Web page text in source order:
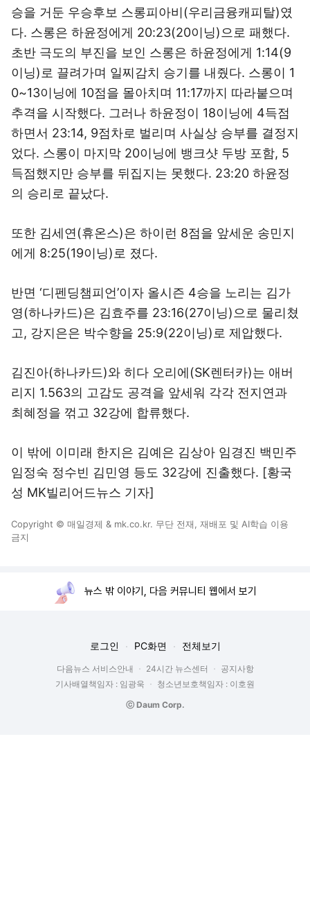
승을 거둔 우승후보 스롱피아비(우리금융캐피탈)였
다. 스롱은 하윤정에게 20:23(20이닝)으로 패했다.
초반 극도의 부진을 보인 스롱은 하윤정에게 1:14(9
이닝)로 끌려가며 일찌감치 승기를 내줬다. 스롱이 1
0~13이닝에 10점을 몰아치며 11:17까지 따라붙으며
추격을 시작했다. 그러나 하윤정이 18이닝에 4득점
하면서 23:14, 9점차로 벌리며 사실상 승부를 결정지
었다. 스롱이 마지막 20이닝에 뱅크샷 두방 포함, 5
득점했지만 승부를 뒤집지는 못했다. 23:20 하윤정
의 승리로 끝났다.
또한 김세연(휴온스)은 하이런 8점을 앞세운 송민지
에게 8:25(19이닝)로 졌다.
반면 ‘디펜딩챔피언’이자 올시즌 4승을 노리는 김가
영(하나카드)은 김효주를 23:16(27이닝)으로 물리쳤
고, 강지은은 박수향을 25:9(22이닝)로 제압했다.
김진아(하나카드)와 히다 오리에(SK렌터카)는 애버
리지 1.563의 고감도 공격을 앞세워 각각 전지연과
최혜정을 꺾고 32강에 합류했다.
이 밖에 이미래 한지은 김예은 김상아 임경진 백민주
임정숙 정수빈 김민영 등도 32강에 진출했다. [황국
성 MK빌리어드뉴스 기자]
Copyright © 매일경제 & mk.co.kr. 무단 전재, 재배포 및 AI학습 이용
금지
뉴스 밖 이야기, 다음 커뮤니티 웹에서 보기
로그인 PC화면 전체보기
다음뉴스 서비스안내 24시간 뉴스센터
공지사항
기사배열책임자 : 임광욱
청소년보호책임자 : 이호원
ⓒ Daum Corp.